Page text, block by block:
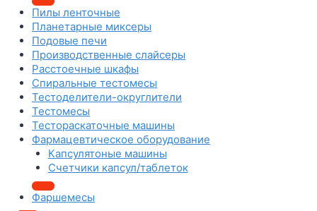
Пилы ленточные
Планетарные миксеры
Подовые печи
Производственные слайсеры
Расстоечные шкафы
Спиральные тестомесы
Тестоделители-округлители
Тестомесы
Тестораскаточные машины
Фармацевтическое оборудование
Капсулятоные машины
Счетчики капсул/таблеток
Фаршемесы